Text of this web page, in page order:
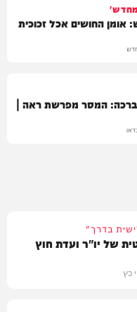
החושים אכל זכוכית
ברכה: המסר מפרשת ראה |
בדרך"
של יו"ר ועדת חוץ
כץ